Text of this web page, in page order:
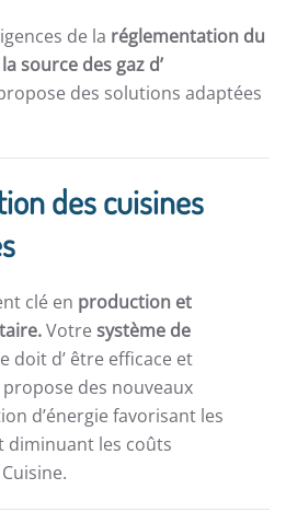
de la réglementation du
source des gaz d’
des solutions adaptées
des cuisines
clé en production et
Votre système de
doit d’ être efficace et
propose des nouveaux
d’énergie favorisant les
diminuant les coûts